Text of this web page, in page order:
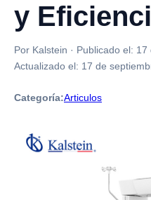
y
Por Kalstein · Publicado el: 17
Actualizado el: 17 de
Categoría:Articulos